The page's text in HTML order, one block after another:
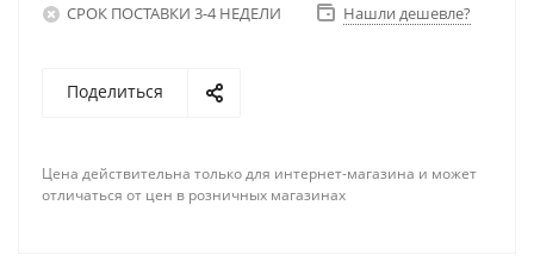
СРОК ПОСТАВКИ 3-4 НЕДЕЛИ Нашли дешевле?
Поделиться
Цена действительна только для интернет-магазина и может
отличаться от цен в розничных магазинах